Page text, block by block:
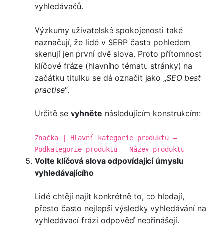
vyhledávačů.
Výzkumy uživatelské spokojenosti také
naznačují, že lidé v SERP často pohledem
skenují jen první dvě slova. Proto přítomnost
klíčové fráze (hlavního tématu stránky) na
začátku titulku se dá označit jako „SEO best
practise“.
Určitě se vyhněte následujícím konstrukcím:
Značka | Hlavní kategorie produktu –
Podkategorie produktu – Název produktu
Volte klíčová slova odpovídající úmyslu
vyhledávajícího
Lidé chtějí najít konkrétně to, co hledají,
přesto často nejlepší výsledky vyhledávání na
vyhledávací frázi odpověď nepřinášejí.